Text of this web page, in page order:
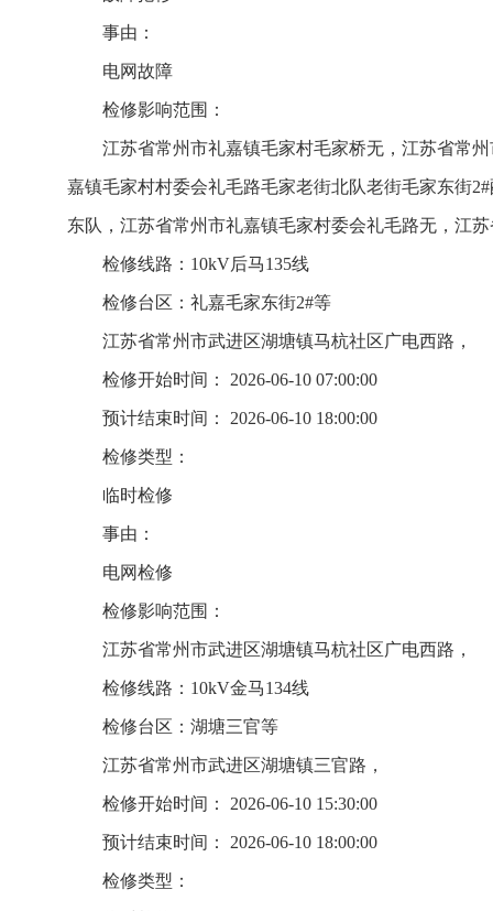
事由：
电网故障
检修影响范围：
江苏省常州市礼嘉镇毛家村毛家桥无，江苏省常
嘉镇毛家村村委会礼毛路毛家老街北队老街毛家东街
东队，江苏省常州市礼嘉镇毛家村委会礼毛路无，江
检修线路：10kV后马135线
检修台区：礼嘉毛家东街2#等
江苏省常州市武进区湖塘镇马杭社区广电西路，
检修开始时间： 2026-06-10 07:00:00
预计结束时间： 2026-06-10 18:00:00
检修类型：
临时检修
事由：
电网检修
检修影响范围：
江苏省常州市武进区湖塘镇马杭社区广电西路，
检修线路：10kV金马134线
检修台区：湖塘三官等
江苏省常州市武进区湖塘镇三官路，
检修开始时间： 2026-06-10 15:30:00
预计结束时间： 2026-06-10 18:00:00
检修类型：